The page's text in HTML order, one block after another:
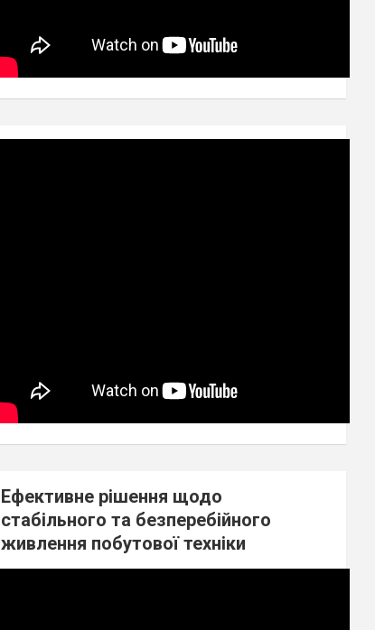
Ефективне рішення щодо
стабільного та безперебійного
живлення побутової техніки